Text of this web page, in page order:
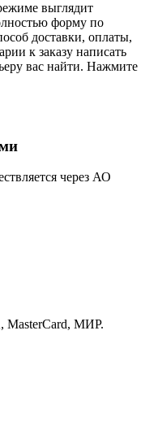
выглядит
форму по
доставки, оплаты,
к заказу написать
вас найти. Нажмите
через АО
MasterCard, МИР.